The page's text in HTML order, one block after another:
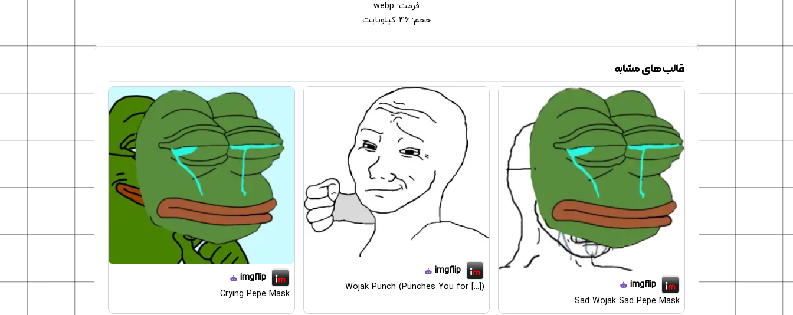
فرمت: webp
حجم: 46 کیلوبایت
قالب‌های مشابه
imgflip
Sad Wojak Sad Pepe Mask
imgflip
Wojak Punch (Punches You for [...])
imgflip
Crying Pepe Mask